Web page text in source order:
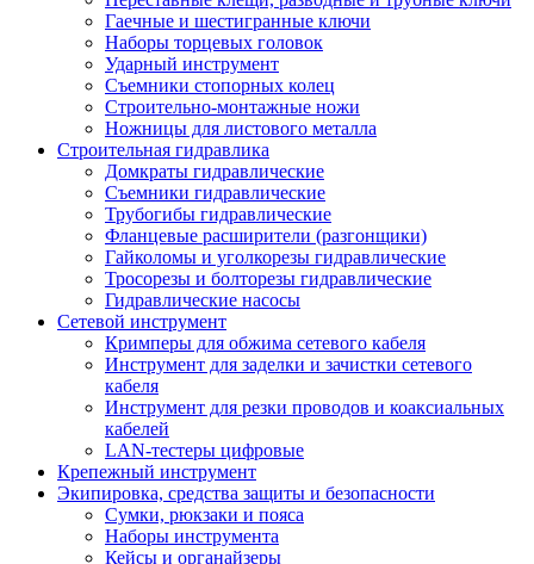
Гаечные и шестигранные ключи
Наборы торцевых головок
Ударный инструмент
Съемники стопорных колец
Строительно-монтажные ножи
Ножницы для листового металла
Строительная гидравлика
Домкраты гидравлические
Съемники гидравлические
Трубогибы гидравлические
Фланцевые расширители (разгонщики)
Гайколомы и уголкорезы гидравлические
Тросорезы и болторезы гидравлические
Гидравлические насосы
Сетевой инструмент
Кримперы для обжима сетевого кабеля
Инструмент для заделки и зачистки сетевого
кабеля
Инструмент для резки проводов и коаксиальных
кабелей
LAN-тестеры цифровые
Крепежный инструмент
Экипировка, средства защиты и безопасности
Сумки, рюкзаки и пояса
Наборы инструмента
Кейсы и органайзеры